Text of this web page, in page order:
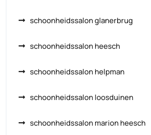
schoonheidssalon glanerbrug
schoonheidssalon heesch
schoonheidssalon helpman
schoonheidssalon loosduinen
schoonheidssalon marion heesch